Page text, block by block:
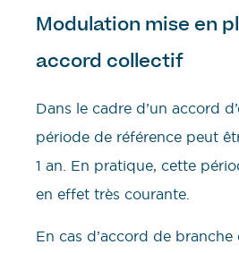
Modulation mise en
accord collectif
Dans le cadre d’un accord
période de référence peut
1 an. En pratique, cette
en effet très courante.
En cas d’accord de